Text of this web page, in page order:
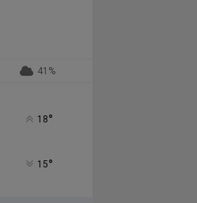
41%
18°
15°